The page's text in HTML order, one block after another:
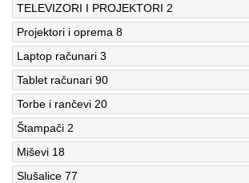
TELEVIZORI I PROJEKTORI 2
Projektori i oprema 8
Laptop računari 3
Tablet računari 90
Torbe i rančevi 20
Štampači 2
Miševi 18
Slušalice 77